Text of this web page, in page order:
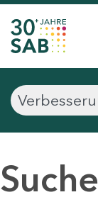
Suche